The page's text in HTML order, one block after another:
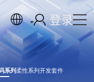
登录
系列柔性系列开发套件